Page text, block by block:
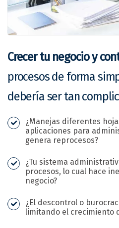
Crecer tu negocio y
procesos de forma
debería ser tan
¿Manejas diferentes
aplicaciones para
genera reprocesos?
¿Tu sistema
procesos, lo cual hace
negocio?
¿El descontrol o
limitando el crecimiento